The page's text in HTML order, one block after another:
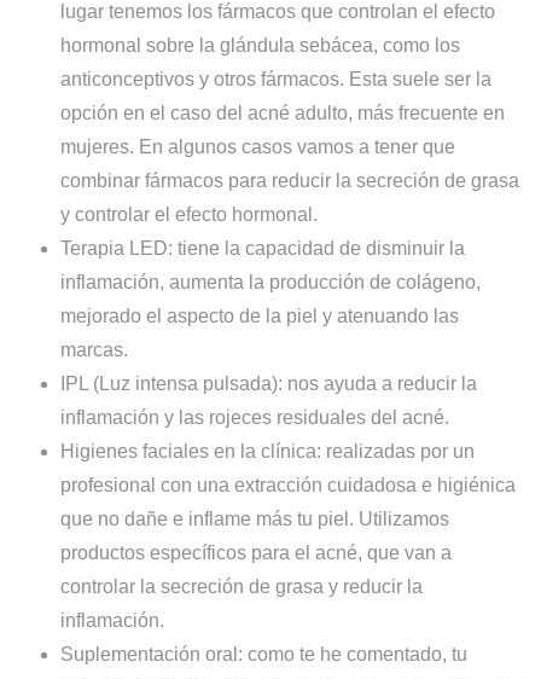
lugar tenemos los fármacos que controlan el efecto
hormonal sobre la glándula sebácea, como los
anticonceptivos y otros fármacos. Esta suele ser la
opción en el caso del acné adulto, más frecuente en
mujeres. En algunos casos vamos a tener que
combinar fármacos para reducir la secreción de grasa
y controlar el efecto hormonal.
Terapia LED: tiene la capacidad de disminuir la
inflamación, aumenta la producción de colágeno,
mejorado el aspecto de la piel y atenuando las
marcas.
IPL (Luz intensa pulsada): nos ayuda a reducir la
inflamación y las rojeces residuales del acné.
Higienes faciales en la clínica: realizadas por un
profesional con una extracción cuidadosa e higiénica
que no dañe e inflame más tu piel. Utilizamos
productos específicos para el acné, que van a
controlar la secreción de grasa y reducir la
inflamación.
Suplementación oral: como te he comentado, tu